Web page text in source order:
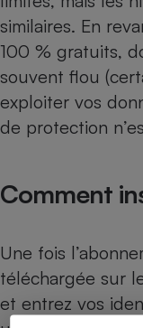
similaires. En
100 % gratuits,
souvent flou
exploiter vos
de protection
Comment
Une fois
téléchargée sur
et entrez vos